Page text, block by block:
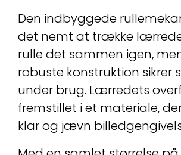
Den indbyggede
det nemt at trække
rulle det sammen igen,
robuste konstruktion sikrer
under brug. Lærredets
fremstillet i et materiale,
klar og jævn